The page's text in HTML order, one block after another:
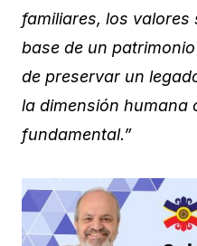
familiares, los
base de un
de preservar un
la dimensión humana
fundamental.”